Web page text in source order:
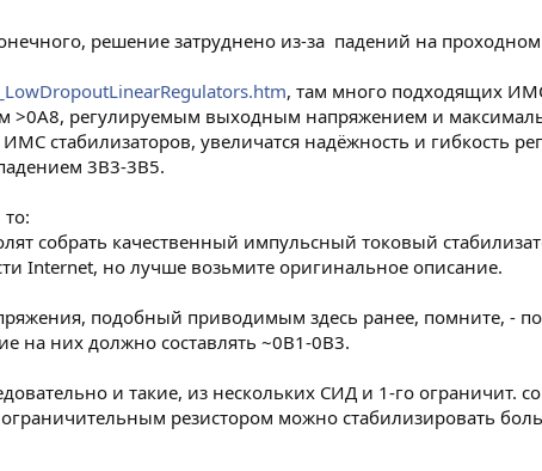
решение затруднено из-за падений на
, там много подходящих
>0A8, регулируемым выходным напряжением и
стабилизаторов, увеличатся надёжность и гибкость
3В3-3В5.
собрать качественный импульсный токовый
Internet, но лучше возьмите оригинальное описание.
подобный приводимым здесь ранее, помните, -
на них должно составлять ~0В1-0В3.
и такие, из нескольких СИД и 1-го ограничит.
резистором можно стабилизировать